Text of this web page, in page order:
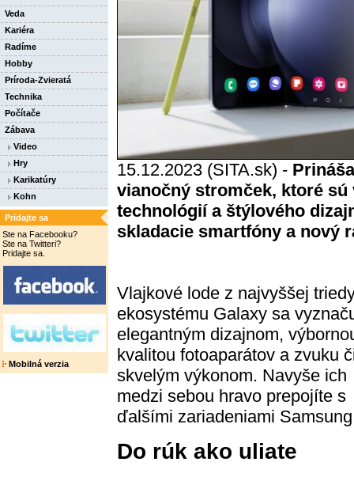
Veda
Kariéra
Radíme
Hobby
Príroda-Zvieratá
Technika
Počítače
Zábava
Video
Hry
Karikatúry
Kohn
Pridajte sa
Ste na Facebooku?
Ste na Twitteri?
Pridajte sa.
Mobilná verzia
15.12.2023 (SITA.sk) -
vianočný stromček, ktoré
technológií a štýlového
skladacie smartfóny a nový
Vlajkové lode z najvyššej
ekosystému Galaxy sa
elegantným dizajnom,
kvalitou fotoaparátov a zvuku
skvelým výkonom. Navyše ich
medzi sebou hravo prepojíte s
ďalšími zariadeniami
Do rúk ako uliate